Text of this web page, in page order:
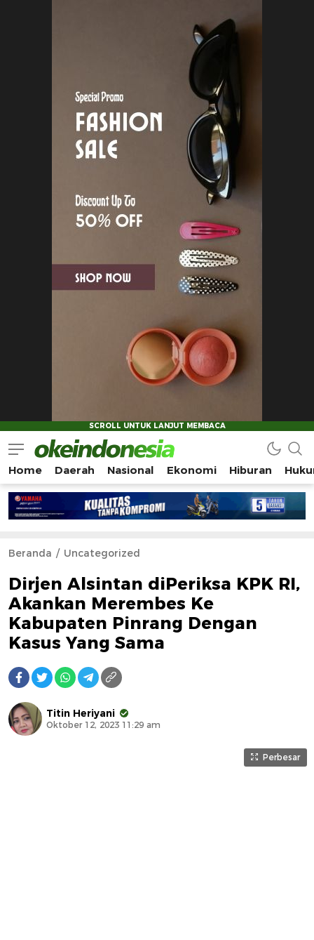
Okeindonesia.Online
Mengonlinekan Indonesia Secara Utuh
Home Daerah Nasional Ekonomi Hiburan
Beranda Uncategorized
Dirjen Alsintan diPeriksa KPK RI,
Akankan Merembes Ke
Kabupaten Pinrang Dengan
Kasus Yang Sama
Titin Heriyani
Oktober 12, 2023 11:29 am
Perbesar